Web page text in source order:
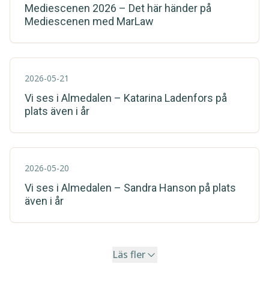
Mediescenen 2026 – Det här händer på
Mediescenen med MarLaw
2026-05-21
Vi ses i Almedalen – Katarina Ladenfors på
plats även i år
2026-05-20
Vi ses i Almedalen – Sandra Hanson på plats
även i år
Läs fler